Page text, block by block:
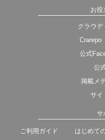
お役
クラウデ
Crarepo
公式
公
掲載メ
サイ
サ
ご利用ガイド はじめて